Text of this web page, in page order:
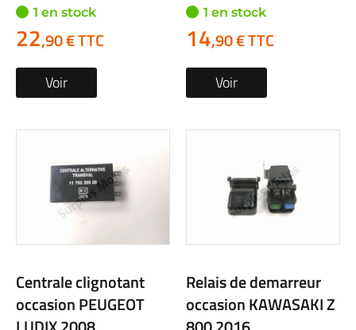
1 en stock
22,90 € TTC
Voir
1 en stock
14,90 € TTC
Voir
Centrale clignotant
occasion PEUGEOT
Relais de demarreur
occasion KAWASAKI Z